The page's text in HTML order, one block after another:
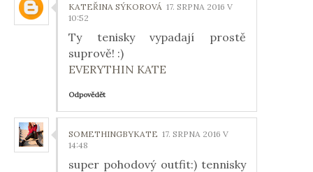
KATEŘINA SÝKOROVÁ 17. SRPNA 2016 V
10:52
Ty tenisky vypadají prostě
suprově! :)
EVERYTHIN KATE
Odpovědět
SOMETHINGBYKATE 17. SRPNA 2016 V
14:48
super pohodový outfit:) tennisky